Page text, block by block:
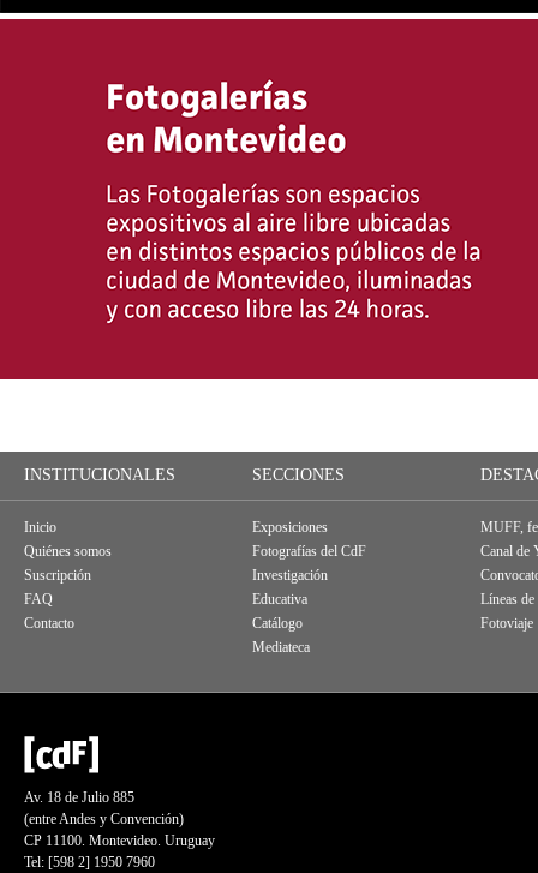
INSTITUCIONALES SECCIONES
Inicio
Quiénes somos
Suscripción
FAQ
Contacto
Exposiciones
Fotografías del CdF
Investigación
Educativa
Catálogo
Mediateca
MUFF,
Canal de
Líneas
Fotoviaje
Av. 18 de Julio 885
(entre Andes y Convención)
CP 11100. Montevideo. Uruguay
Tel: [598 2] 1950 7960